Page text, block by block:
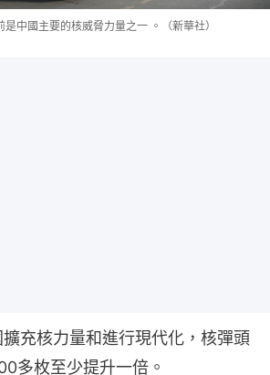
中國主要的核威脅力量之一 。（新華社）
充核力量和進行現代化，核彈頭
多枚至少提升一倍。